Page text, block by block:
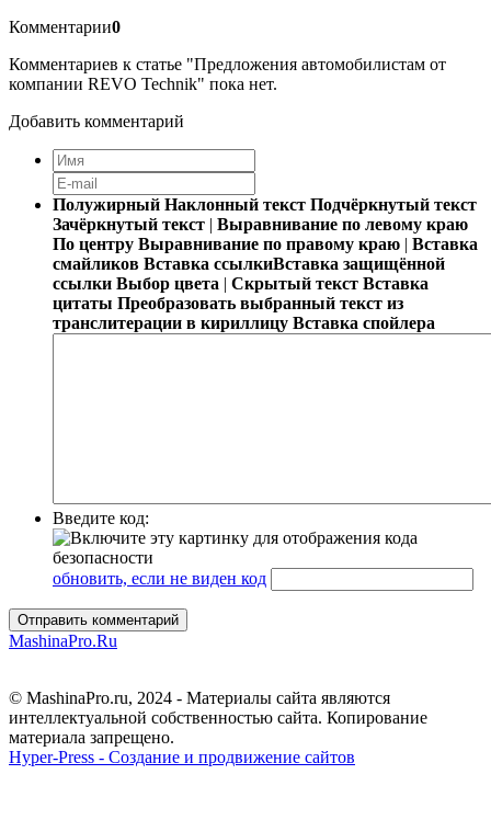
Комментарии0
Комментариев к статье "Предложения автомобилистам от
компании REVO Technik" пока нет.
Добавить комментарий
Полужирный Наклонный текст Подчёркнутый текст
Зачёркнутый текст | Выравнивание по левому краю
По центру Выравнивание по правому краю | Вставка
смайликов Вставка ссылкиВставка защищённой
ссылки Выбор цвета | Скрытый текст Вставка
цитаты Преобразовать выбранный текст из
транслитерации в кириллицу Вставка спойлера
Введите код:
обновить, если не виден код
Отправить комментарий
MashinaPro.Ru
© MashinaPro.ru, 2024 - Материалы сайта являются
интеллектуальной собственностью сайта. Копирование
материала запрещено.
Hyper-Press - Создание и продвижение сайтов